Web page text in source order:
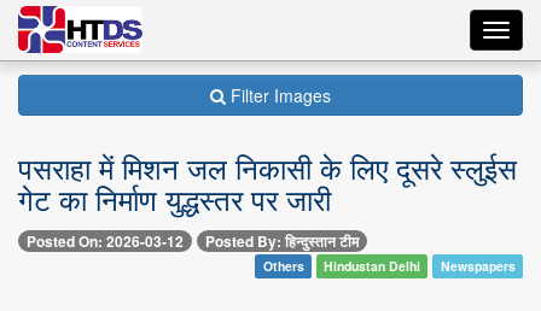
Filter Images
पसराहा में मिशन जल निकासी के लिए दूसरे स्लुईस
गेट का निर्माण युद्धस्तर पर जारी
Posted On: 2026-03-12 Posted By: हिन्दुस्तान टीम
Others Hindustan Delhi Newspapers